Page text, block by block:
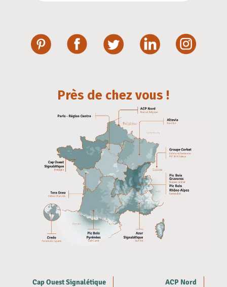
Près de chez vous !
Cap Ouest Signalétique ACP Nord